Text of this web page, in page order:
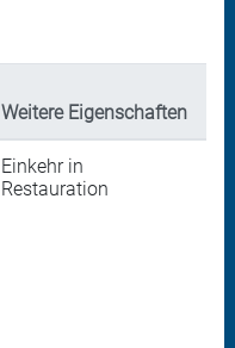
Weitere Eigenschaften
Einkehr in
Restauration